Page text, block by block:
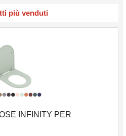
più venduti
INFINITY PER